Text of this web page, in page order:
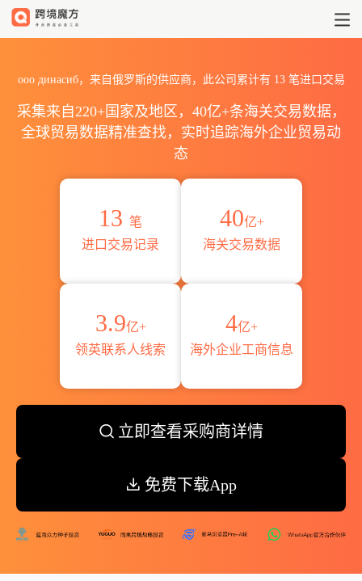
ооо динасиб，来自俄罗斯的供应商，此公司累计有 13笔进口交易
采集来自220+国家及地区，40亿+条海关交易数据，
全球贸易数据精准查找，实时追踪海外企业贸易动
态
13 笔
进口交易记录
40亿+
海关交易数据
3.9亿+
领英联系人线索
4亿+
海外企业工商信息
立即查看采购商详情
免费下载App